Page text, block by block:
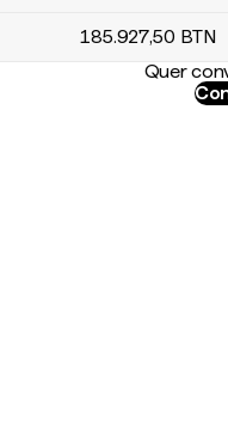
185.927,50 BTN
Quer